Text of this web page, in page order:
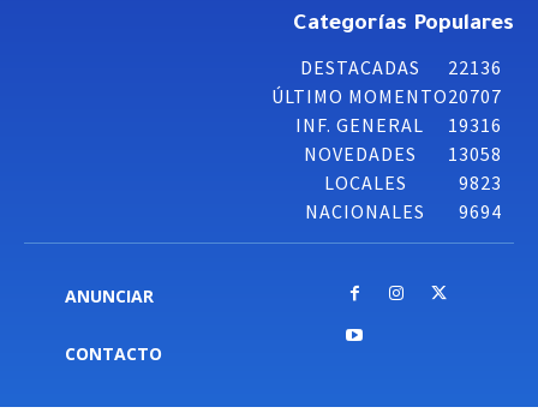
Categorías Populares
DESTACADAS
22136
ÚLTIMO MOMENTO20707
INF. GENERAL
19316
NOVEDADES
13058
LOCALES
9823
NACIONALES
9694
ANUNCIAR
CONTACTO